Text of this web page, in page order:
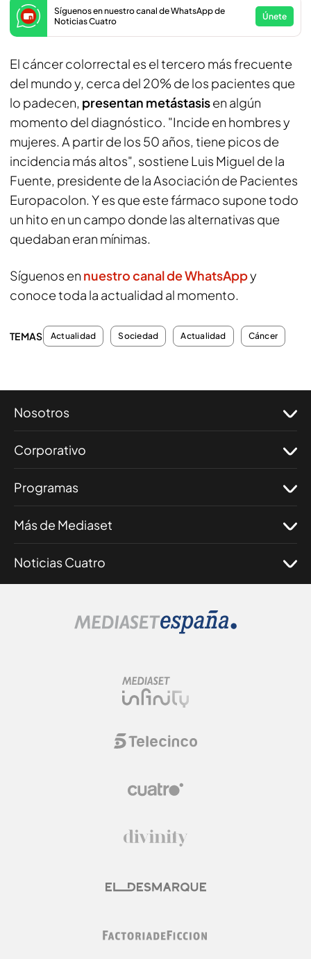
Síguenos en nuestro canal de WhatsApp de
Noticias Cuatro
Únete
El cáncer colorrectal es el tercero más frecuente
del mundo y, cerca del 20% de los pacientes que
lo padecen, presentan metástasisen algún
momento del diagnóstico. "Incide en hombres y
mujeres. A partir de los 50 años, tiene picos de
incidencia más altos", sostiene Luis Miguel de la
Fuente, presidente de la Asociación de Pacientes
Europacolon. Y es que este fármaco supone todo
un hito en un campo donde las alternativas que
quedaban eran mínimas.
Síguenos en nuestro canal de WhatsAppy
conoce toda la actualidad al momento.
TEMAS Actualidad Sociedad Actualidad Cáncer
Nosotros
Corporativo
Programas
Más de Mediaset
Noticias Cuatro